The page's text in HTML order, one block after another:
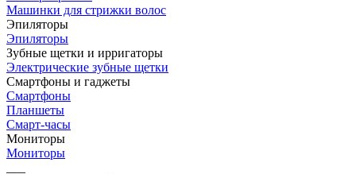
Машинки для стрижки волос
Эпиляторы
Эпиляторы
Зубные щетки и ирригаторы
Электрические зубные щетки
Смартфоны и гаджеты
Смартфоны
Планшеты
Смарт-часы
Мониторы
Мониторы